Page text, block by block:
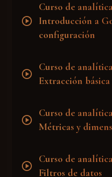
play_circle
Curso de
Introducción a
configuración
play_circle
Curso de
Extracción
play_circle
Curso de
Métricas y
play_circle
Curso de
Filtros de datos